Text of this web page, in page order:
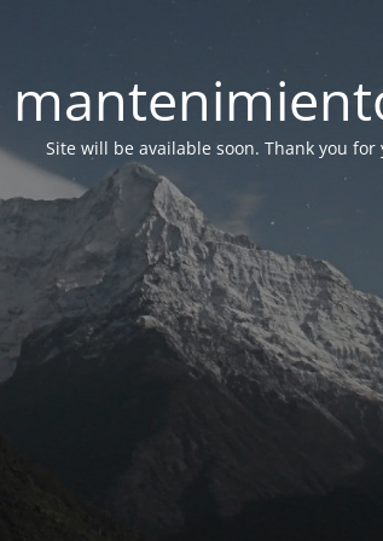
Site will be available soon. Thank you for